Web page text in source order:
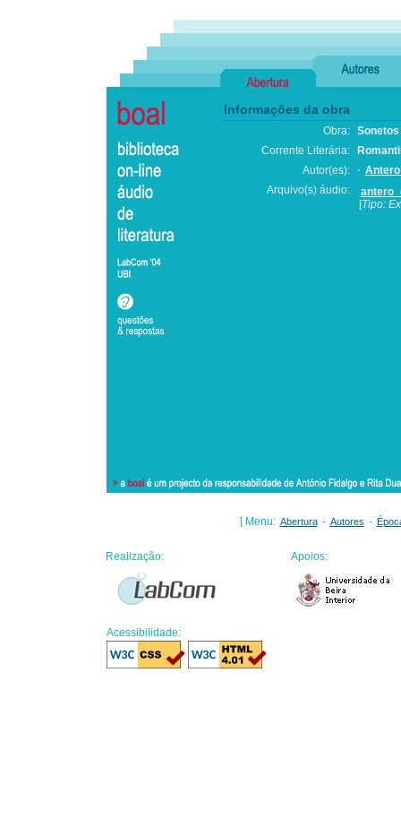
Informações da obra
Obra:
Corrente Literária:
Autor(es):
· Antero
Arquivo(s) áudio:
[Tipo:
[ Menu: Abertura - Autores -
Realização: Apoios:
Acessibilidade: